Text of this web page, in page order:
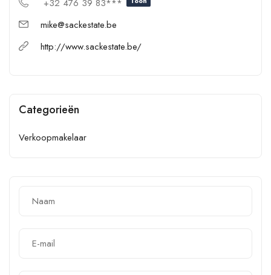
+32 476 39 83***
mike@sackestate.be
http://www.sackestate.be/
Categorieën
Verkoopmakelaar